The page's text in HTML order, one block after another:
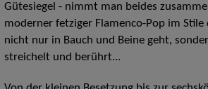
Gütesiegel - nimmt man beides
moderner fetziger Flamenco-Pop im Stile
nicht nur in Bauch und Beine geht,
streichelt und berührt...